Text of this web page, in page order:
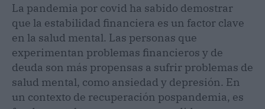
La pandemia por covid ha sabido demostrar
que la estabilidad financiera es un factor clave
en la salud mental. Las personas que
experimentan problemas financieros y de
deuda son más propensas a sufrir problemas de
salud mental, como ansiedad y depresión. En
un contexto de recuperación pospandemia, es